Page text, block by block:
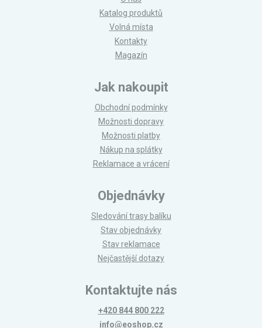
Katalog produktů
Volná místa
Kontakty
Magazín
Jak nakoupit
Obchodní podmínky
Možnosti dopravy
Možnosti platby
Nákup na splátky
Reklamace a vrácení
Objednávky
Sledování trasy balíku
Stav objednávky
Stav reklamace
Nejčastější dotazy
Kontaktujte nás
+420 844 800 222
info@eoshop.cz